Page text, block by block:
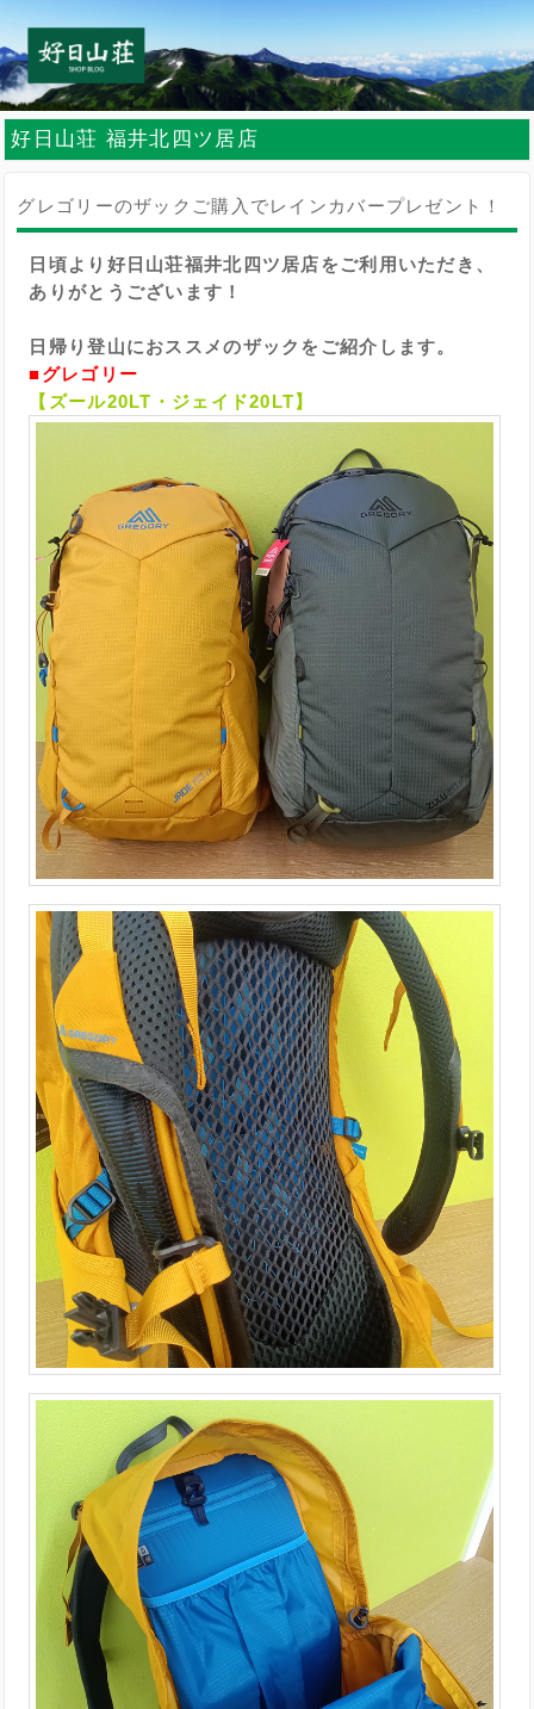
好日山荘 福井北四ツ居店
グレゴリーのザックご購入でレインカバープレゼント！
日頃より好日山荘福井北四ツ居店をご利用いただき、
ありがとうございます！
日帰り登山におススメのザックをご紹介します。
■グレゴリー
【ズール20LT・ジェイド20LT】